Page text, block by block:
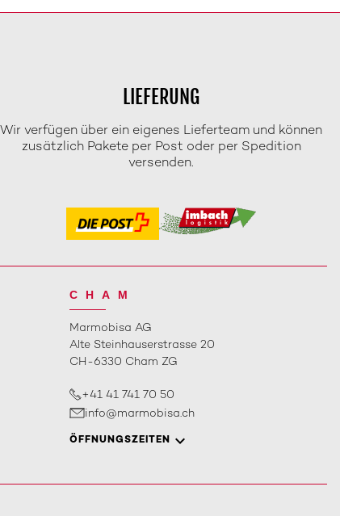
LIEFERUNG
Wir verfügen über ein eigenes Lieferteam und können
zusätzlich Pakete per Post oder per Spedition
versenden.
CHAM
Marmobisa AG
Alte Steinhauserstrasse 20
CH-6330 Cham ZG
+41 41 741 70 50
info@marmobisa.ch
ÖFFNUNGSZEITEN